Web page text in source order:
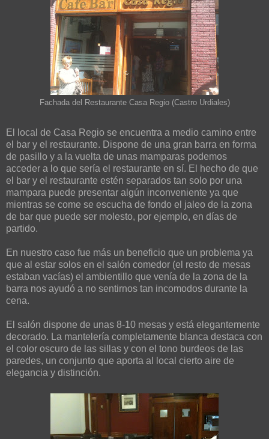
Fachada del Restaurante Casa Regio (Castro Urdiales)
El local de Casa Regio se encuentra a medio camino entre
el bar y el restaurante. Dispone de una gran barra en forma
de pasillo y a la vuelta de unas mamparas podemos
acceder a lo que sería el restaurante en sí. El hecho de que
el bar y el restaurante estén separados tan solo por una
mampara puede presentar algún inconveniente ya que
mientras se come se escucha de fondo el jaleo de la zona
de bar que puede ser molesto, por ejemplo, en días de
partido.
En nuestro caso fue más un beneficio que un problema ya
que al estar solos en el salón comedor (el resto de mesas
estaban vacías) el ambientillo que venía de la zona de la
barra nos ayudó a no sentirnos tan incomodos durante la
cena.
El salón dispone de unas 8-10 mesas y está elegantemente
decorado. La mantelería completamente blanca destaca con
el color oscuro de las sillas y con el tono burdeos de las
paredes, un conjunto que aporta al local cierto aire de
elegancia y distinción.